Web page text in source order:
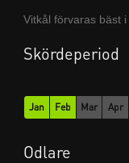
Vitkål förvaras bäst i
Skördeperiod
Jan Feb Mar Apr
Odlare